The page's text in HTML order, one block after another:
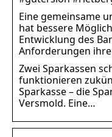
Eine gemeinsame
hat bessere
Entwicklung des
Anforderungen
Zwei Sparkassen
funktionieren
Sparkasse – die
Versmold. Eine…